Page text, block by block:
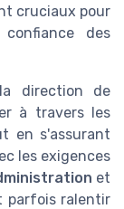
cruciaux pour
des
direction de
à travers les
en s'assurant
les exigences
et
parfois ralentir